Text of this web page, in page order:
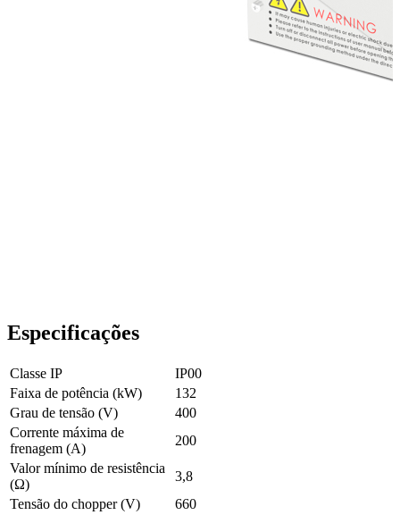
Especificações
Classe IP
IP00
Faixa de potência (kW)
132
Grau de tensão (V)
400
Corrente máxima de
frenagem (A)
200
Valor mínimo de resistência
(Ω)
3,8
Tensão do chopper (V)
660